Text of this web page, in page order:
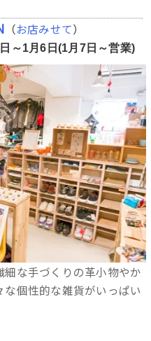
（お店みせて）
～1月6日(1月7日～営業)
な手づくりの革小物やか
個性的な雑貨がいっぱい